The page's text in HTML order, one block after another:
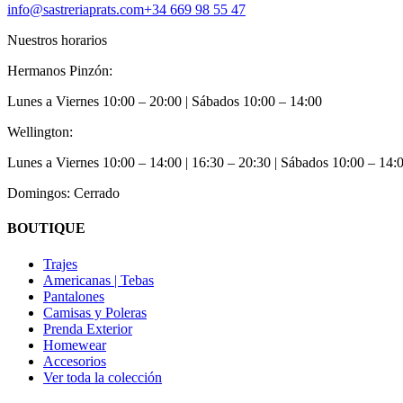
info@sastreriaprats.com+34 669 98 55 47
Nuestros horarios
Hermanos Pinzón:
Lunes a Viernes 10:00 – 20:00 | Sábados 10:00 – 14:00
Wellington:
Lunes a Viernes 10:00 – 14:00 | 16:30 – 20:30 | Sábados 10:00 –
Domingos: Cerrado
BOUTIQUE
Trajes
Americanas | Tebas
Pantalones
Camisas y Poleras
Prenda Exterior
Homewear
Accesorios
Ver toda la colección